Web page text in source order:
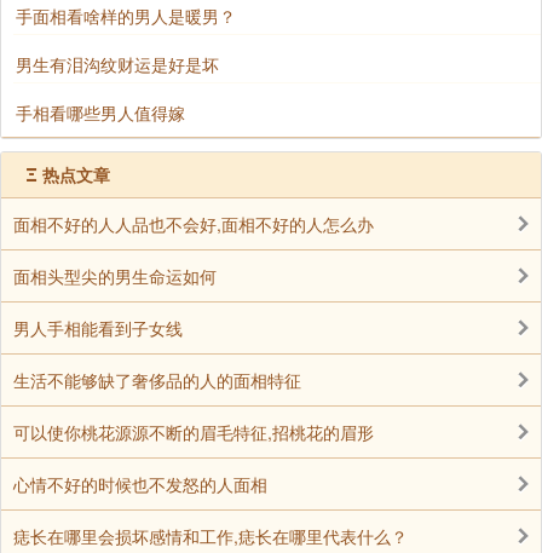
手面相看啥样的男人是暖男？
男生有泪沟纹财运是好是坏
手相看哪些男人值得嫁
Ξ 热点文章
面相不好的人人品也不会好,面相不好的人怎么办
面相头型尖的男生命运如何
男人手相能看到子女线
生活不能够缺了奢侈品的人的面相特征
可以使你桃花源源不断的眉毛特征,招桃花的眉形
心情不好的时候也不发怒的人面相
痣长在哪里会损坏感情和工作,痣长在哪里代表什么？